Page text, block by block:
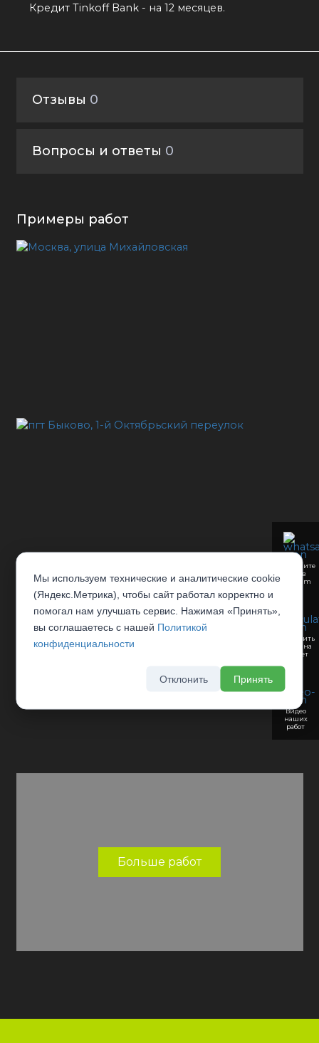
Напишите
нам в
Telegram
Отправить
заявку на
рассчет
Видео
наших
работ
Кредит Tinkoff Bank - на 12 месяцев.
Отзывы 0
Вопросы и ответы 0
Примеры работ
Больше работ
Мы используем технические и аналитические cookie
(Яндекс.Метрика), чтобы сайт работал корректно и
помогал нам улучшать сервис. Нажимая «Принять»,
вы соглашаетесь с нашей Политикой
конфиденциальности
Отклонить Принять